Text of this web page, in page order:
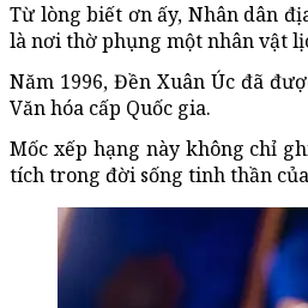
Từ lòng biết ơn ấy, Nhân dân
là nơi thờ phụng một nhân vật
Năm 1996, ĐềnXuân Úc đã
Văn hóa cấp Quốc gia.
Mốc xếp hạng này không chỉ
tích trong đời sống tinh thần